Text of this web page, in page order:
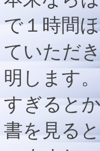
で１時間
ていただ
明します
すぎると
書を見る